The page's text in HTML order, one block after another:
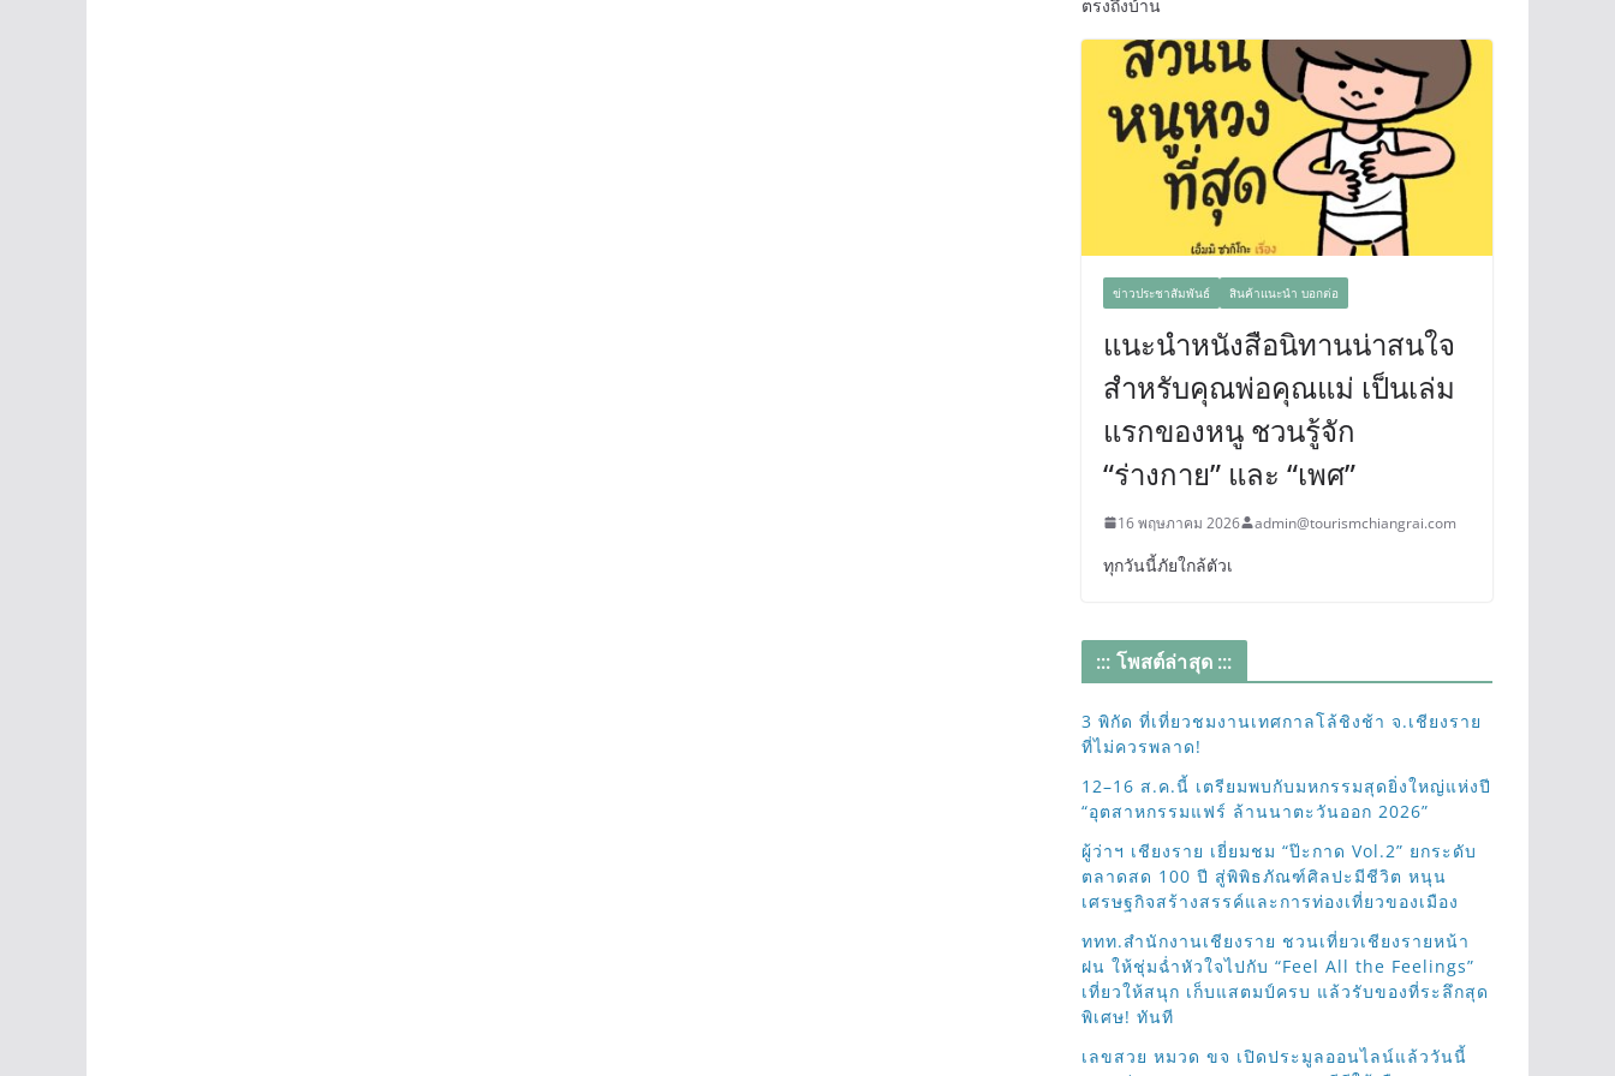
ตรงถึงบ้าน
ข่าวประชาสัมพันธ์ สินค้าแนะนำ บอกต่อ
แนะนำหนังสือนิทานน่าสนใจ
สำหรับคุณพ่อคุณแม่ เป็นเล่ม
แรกของหนู ชวนรู้จัก
“ร่างกาย” และ “เพศ”
16 พฤษภาคม 2026 admin@tourismchiangrai.com
ทุกวันนี้ภัยใกล้ตัวเ
::: โพสต์ล่าสุด :::
3 พิกัด ที่เที่ยวชมงานเทศกาลโล้ชิงช้า จ.เชียงราย
ที่ไม่ควรพลาด!
12–16 ส.ค.นี้ เตรียมพบกับมหกรรมสุดยิ่งใหญ่แห่งปี
“อุตสาหกรรมแฟร์ ล้านนาตะวันออก 2026”
ผู้ว่าฯ เชียงราย เยี่ยมชม “ป๊ะกาด Vol.2” ยกระดับ
ตลาดสด 100 ปี สู่พิพิธภัณฑ์ศิลปะมีชีวิต หนุน
เศรษฐกิจสร้างสรรค์และการท่องเที่ยวของเมือง
ททท.สำนักงานเชียงราย ชวนเที่ยวเชียงรายหน้า
ฝน ให้ชุ่มฉ่ำหัวใจไปกับ “Feel All the Feelings”
เที่ยวให้สนุก เก็บแสตมป์ครบ แล้วรับของที่ระลึกสุด
พิเศษ! ทันที
เลขสวย หมวด ขจ เปิดประมูลออนไลน์แล้ววันนี้